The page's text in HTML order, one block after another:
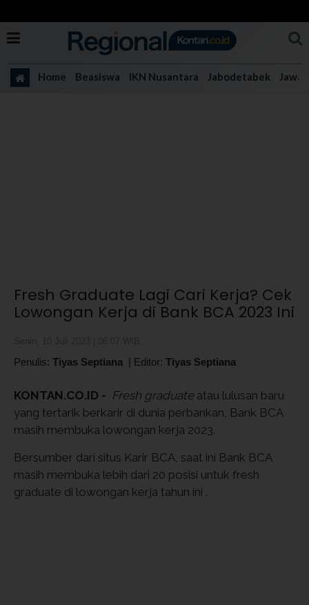
Home Beasiswa IKN Nusantara Jabodetabek Jawa
Fresh Graduate Lagi Cari Kerja? Cek
Lowongan Kerja di Bank BCA 2023 Ini
Penulis: Tiyas Septiana | Editor: Tiyas Septiana
KONTAN.CO.ID - Fresh graduateatau lulusan baru
yang tertarik berkarir di dunia perbankan, Bank BCA
masih membuka lowongan kerja 2023.
Bersumber dari situs Karir BCA, saat ini Bank BCA
masih membuka lebih dari 20 posisi untuk fresh
graduate di lowongan kerja tahun ini .